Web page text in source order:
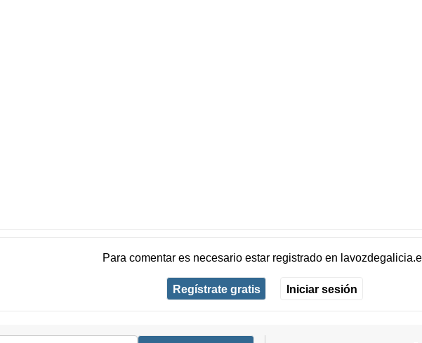
Para comentar es necesario estar registradoen
Regístrate gratis Iniciar sesión